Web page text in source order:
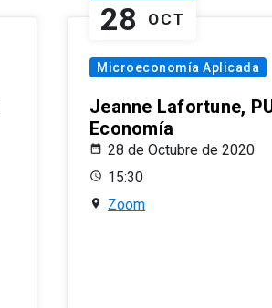
28 OCT
Microeconomía Aplicada
Jeanne Lafortune,
Economía
28 de Octubre de 2020
15:30
Zoom